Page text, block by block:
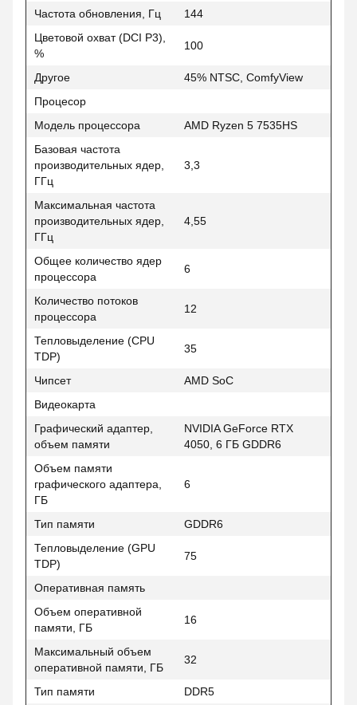
Частота обновления, Гц
144
Цветовой охват (DCI P3),
%
100
Другое
45% NTSC, ComfyView
Процесор
Модель процессора
AMD Ryzen 5 7535HS
Базовая частота
производительных ядер,
ГГц
3,3
Максимальная частота
производительных ядер,
ГГц
4,55
Общее количество ядер
процессора
6
Количество потоков
процессора
12
Тепловыделение (CPU
TDP)
35
Чипсет
AMD SoC
Видеокарта
Графический адаптер,
объем памяти
NVIDIA GeForce RTX
4050, 6 ГБ GDDR6
Объем памяти
графического адаптера,
ГБ
6
Тип памяти
GDDR6
Тепловыделение (GPU
TDP)
75
Оперативная память
Объем оперативной
памяти, ГБ
16
Максимальный объем
оперативной памяти, ГБ
32
Тип памяти
DDR5